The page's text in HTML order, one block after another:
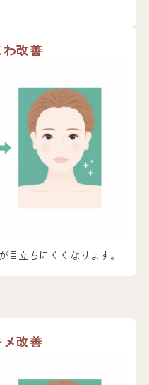
改善
目立ちにくくなります。
改善